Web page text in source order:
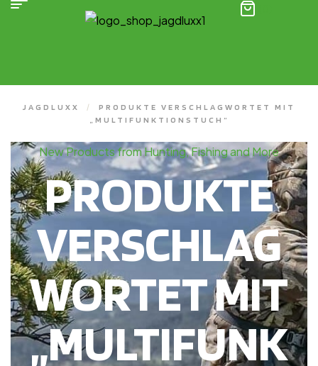
JAGDLUXX /
PRODUKTE VERSCHLAGWORTET MIT
„MULTIFUNKTIONSTUCH“
New Products from Hunting, Fishing and More
PRODUKTE
VERSCHLAG
WORTET MIT
„MULTIFUNK